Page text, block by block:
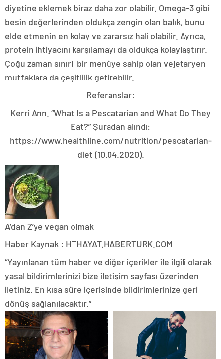
diyetine eklemek biraz daha zor olabilir. Omega-3 gibi
besin değerlerinden oldukça zengin olan balık, bunu
elde etmenin en kolay ve zararsız hali olabilir. Ayrıca,
protein ihtiyacını karşılamayı da oldukça kolaylaştırır.
Çoğu zaman sınırlı bir menüye sahip olan vejetaryen
mutfaklara da çeşitlilik getirebilir.
Referanslar:
Kerri Ann. “What Is a Pescatarian and What Do They
Eat?” Şuradan alındı:
https://www.healthline.com/nutrition/pescatarian-
diet (10.04.2020).
A’dan Z’ye vegan olmak
Haber Kaynak : HTHAYAT.HABERTURK.COM
“Yayınlanan tüm haber ve diğer içerikler ile ilgili olarak
yasal bildirimlerinizi bize iletişim sayfası üzerinden
iletiniz. En kısa süre içerisinde bildirimlerinize geri
dönüş sağlanılacaktır.”